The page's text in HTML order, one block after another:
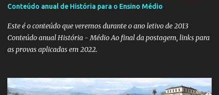
Conteúdo anual de História para o Ensino Médio
Este é o conteúdo que veremos durante o ano letivo de 2013
Conteúdo anual História - Médio Ao final da postagem, links para
as provas aplicadas em 2022.